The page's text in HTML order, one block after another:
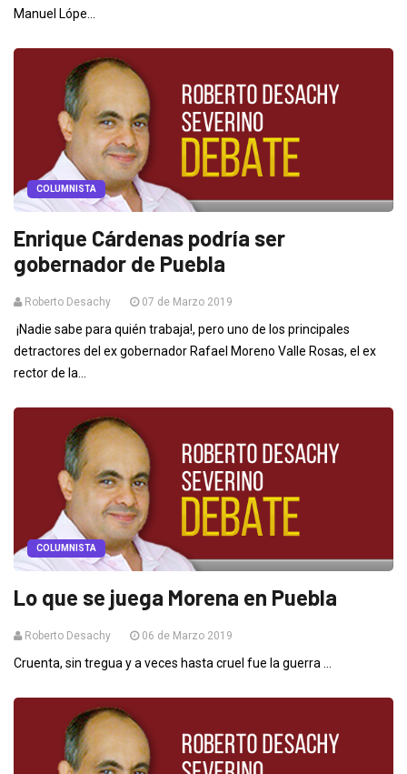
Manuel Lópe...
COLUMNISTA
Enrique Cárdenas podría ser
gobernador de Puebla
Roberto Desachy 07 de Marzo 2019
¡Nadie sabe para quién trabaja!, pero uno de los principales
detractores del ex gobernador Rafael Moreno Valle Rosas, el ex
rector de la...
COLUMNISTA
Lo que se juega Morena en Puebla
Roberto Desachy 06 de Marzo 2019
Cruenta, sin tregua y a veces hasta cruel fue la guerra ...